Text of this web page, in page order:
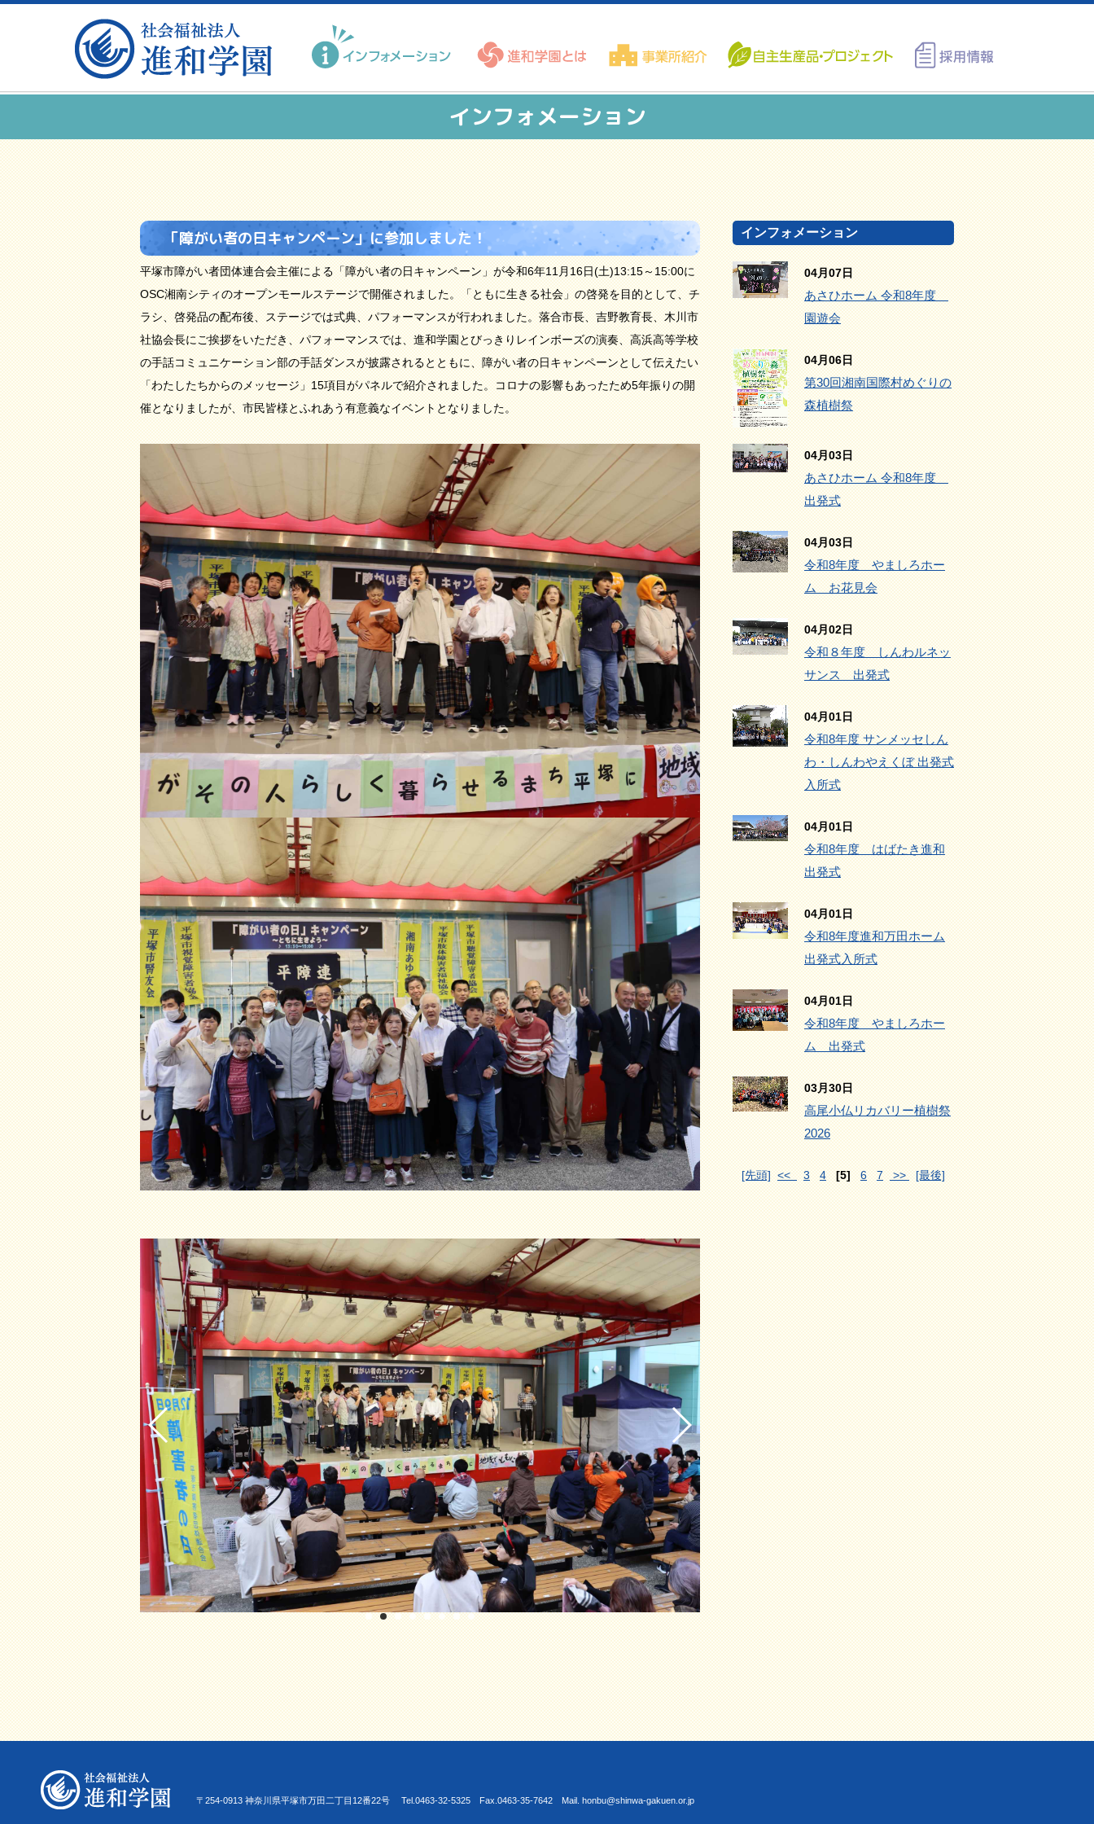
インフォメーション
「障がい者の日キャンペーン」に参加しました！
平塚市障がい者団体連合会主催による「障がい者の日キャンペーン」が令和6年11月16日(土)13:15～15:00に
OSC湘南シティのオープンモールステージで開催されました。「ともに生きる社会」の啓発を目的として、チ
ラシ、啓発品の配布後、ステージでは式典、パフォーマンスが行われました。落合市長、吉野教育長、木川市
社協会長にご挨拶をいただき、パフォーマンスでは、進和学園とびっきりレインボーズの演奏、高浜高等学校
の手話コミュニケーション部の手話ダンスが披露されるとともに、障がい者の日キャンペーンとして伝えたい
「わたしたちからのメッセージ」15項目がパネルで紹介されました。コロナの影響もあったため5年振りの開
催となりましたが、市民皆様とふれあう有意義なイベントとなりました。
インフォメーション
04月07日
あさひホーム 令和8年度
園遊会
04月06日
第30回湘南国際村めぐりの
森植樹祭
04月03日
あさひホーム 令和8年度
出発式
04月03日
令和8年度 やましろホー
ム お花見会
04月02日
令和８年度 しんわルネッ
サンス 出発式
04月01日
令和8年度 サンメッセしん
わ・しんわやえくぼ 出発式
入所式
04月01日
令和8年度 はばたき進和
出発式
04月01日
令和8年度進和万田ホーム
出発式入所式
04月01日
令和8年度 やましろホー
ム 出発式
03月30日
高尾小仏リカバリー植樹祭
2026
[先頭] << 3 4 [5] 6 7 >> [最後]
〒254-0913 神奈川県平塚市万田二丁目12番22号 Tel.0463-32-5325 Fax.0463-35-7642 Mail. honbu@shinwa-gakuen.or.jp